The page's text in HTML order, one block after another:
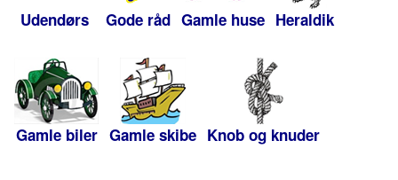
Udendørs Gode råd Gamle huse Heraldik
Gamle biler Gamle skibe Knob og knuder